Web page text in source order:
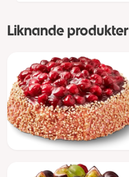
Liknande produkter